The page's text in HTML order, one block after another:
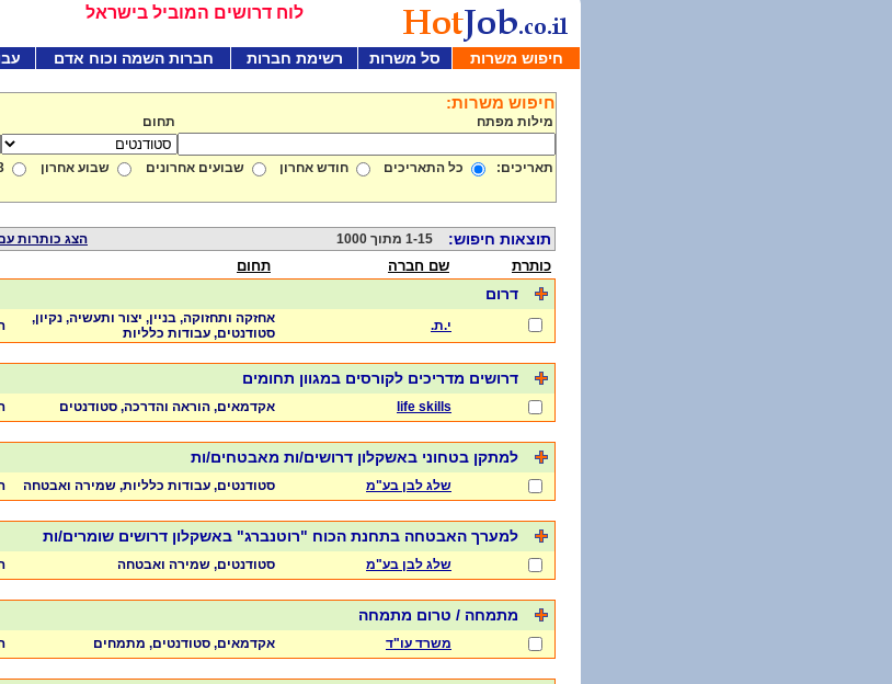
לוח דרושים המוביל בישראל
חיפוש משרות סל משרות רשימת חברות חברות השמה וכוח אדם
חיפוש משרות:
מילות מפתח תחום
תאריכים: כל התאריכים חודש אחרון שבועים אחרונים שבוע אחרון 3
תוצאות חיפוש: 1-15 מתוך 1000 הצג כותרות
כותרת שם חברה תחום
דרום
י.ת.
אחזקה ותחזוקה, בניין, יצור ותעשיה, נקיון,
סטודנטים, עבודות כלליות
דרושים מדריכים לקורסים במגוון תחומים
life skills אקדמאים, הוראה והדרכה, סטודנטים
למתקן בטחוני באשקלון דרושים/ות מאבטחים/ות
שלג לבן בע"מ סטודנטים, עבודות כלליות, שמירה ואבטחה
למערך האבטחה בתחנת הכוח "רוטנברג" באשקלון דרושים שומרים/ות
שלג לבן בע"מ סטודנטים, שמירה ואבטחה
מתמחה / טרום מתמחה
משרד עו"ד אקדמאים, סטודנטים, מתמחים